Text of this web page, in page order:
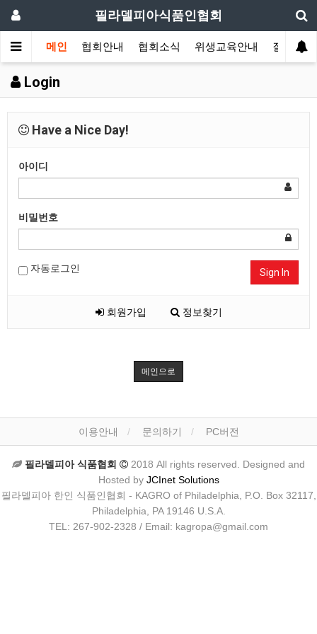
필라델피아식품인협회
메인 협회안내 협회소식 위생교육안내 질의답변
Login
Have a Nice Day!
아이디
비밀번호
자동로그인 Sign In
회원가입 정보찾기
메인으로
이용안내 문의하기 PC버전
필라델피아 식품협회
2018 All rights reserved. Designed and
Hosted by JCInet Solutions
필라델피아 한인 식품인협회 - KAGRO of Philadelphia, P.O. Box 32117,
Philadelphia, PA 19146 U.S.A.
TEL: 267-902-2328 / Email: kagropa@gmail.com